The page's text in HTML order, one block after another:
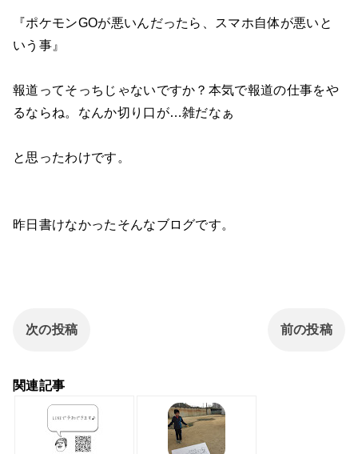
『ポケモンGOが悪いんだったら、スマホ自体が悪いと
いう事』
報道ってそっちじゃないですか？本気で報道の仕事をや
るならね。なんか切り口が…雑だなぁ
と思ったわけです。
昨日書けなかったそんなブログです。
次の投稿 前の投稿
関連記事